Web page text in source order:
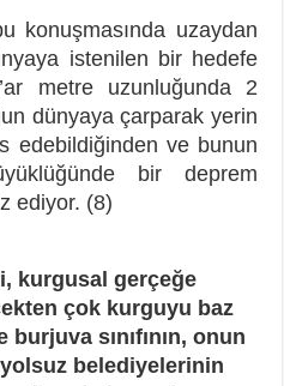
konuşmasında uzaydan
istenilen bir hedefe
metre uzunluğunda 2
dünyaya çarparak yerin
edebildiğinden ve bunun
bir deprem
ediyor. (8)
kurgusal gerçeğe
çok kurguyu baz
burjuva sınıfının, onun
belediyelerinin